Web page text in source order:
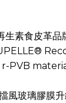
生素食皮革
r-PVB
風玻璃膠膜